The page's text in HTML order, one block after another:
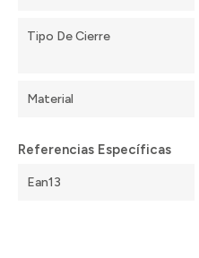
Tipo De Cierre
Material
Referencias Específicas
Ean13